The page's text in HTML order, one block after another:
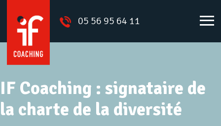
05 56 95 64 11
IF Coaching : signataire de
la charte de la diversité